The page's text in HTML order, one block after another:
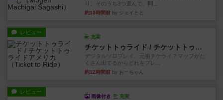
り、そのうち3つ選んで、同...
約10時間前 by ジェイとと
レビュー
充実
チケットトゥライド / チケットトゥライドアメリカ
デジタルソロプレイ。元祖チケライ？マップがた
くさん出てるからどれをプレ...
約12時間前 by おーちゃん
レビュー
画像付き 充実